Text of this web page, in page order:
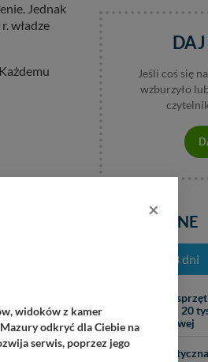
Jednak
władze
przez
być
Jak
objawia
osób
z
Jeśli coś się
wzburzyło
POPULARNE
z ostatnich 3 dni
Ciężki
zapłaci 20
brzegowej
07.08
×
widoków z kamer
odkryć dla Ciebie na
serwis, poprzez jego